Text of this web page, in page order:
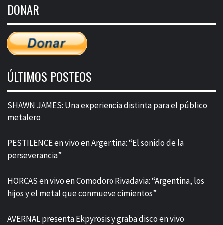
entradas
DONAR
ÚLTIMOS POSTEOS
SHAWN JAMES: Una experiencia distinta para el público
metalero
PESTILENCE en vivo en Argentina: “El sonido de la
perseverancia”
HORCAS en vivo en Comodoro Rivadavia: “Argentina, los
hijos y el metal que conmueve cimientos”
AVERNAL presenta Ekpyrosis y graba disco en vivo